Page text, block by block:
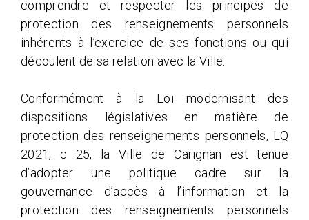
comprendre et respecter les principes de
protection des renseignements personnels
inhérents à l’exercice de ses fonctions ou qui
découlent de sa relation avec la Ville.
Conformément à la Loi modernisant des
dispositions législatives en matière de
protection des renseignements personnels, LQ
2021, c 25, la Ville de Carignan est tenue
d’adopter une politique cadre sur la
gouvernance d’accès à l’information et la
protection des renseignements personnels